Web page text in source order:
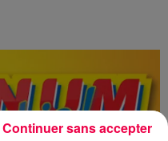
Continuer sans accepter